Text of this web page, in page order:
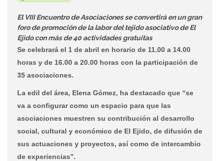
El VIII Encuentro de Asociaciones se convertirá en un gran
foro de promoción de la labor del tejido asociativo de El
Ejido con más de 40 actividades gratuitas
Se celebrará el 1 de abril en horario de 11.00 a 14.00
horas y de 16.00 a 20.00 horas con la participación de
35 asociaciones.
La edil del área, Elena Gómez, ha destacado que “se
va a configurar como un espacio para que las
asociaciones muestren su contribución al desarrollo
social, cultural y económico de El Ejido, de difusión de
sus actuaciones y proyectos, así como de intercambio
de experiencias”.